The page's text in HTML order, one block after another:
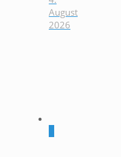
August
2026